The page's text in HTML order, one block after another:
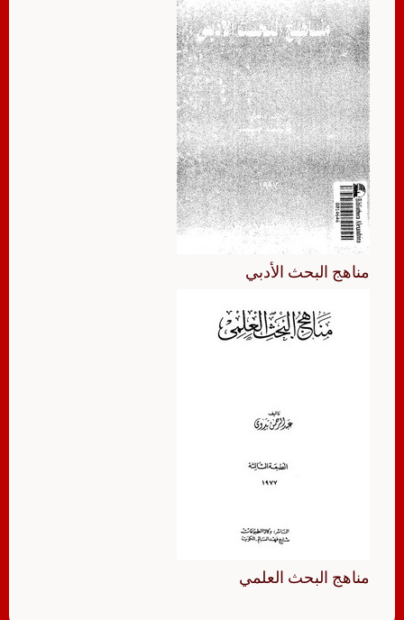
مناهج البحث الأدبي
مناهج البحث العلمي